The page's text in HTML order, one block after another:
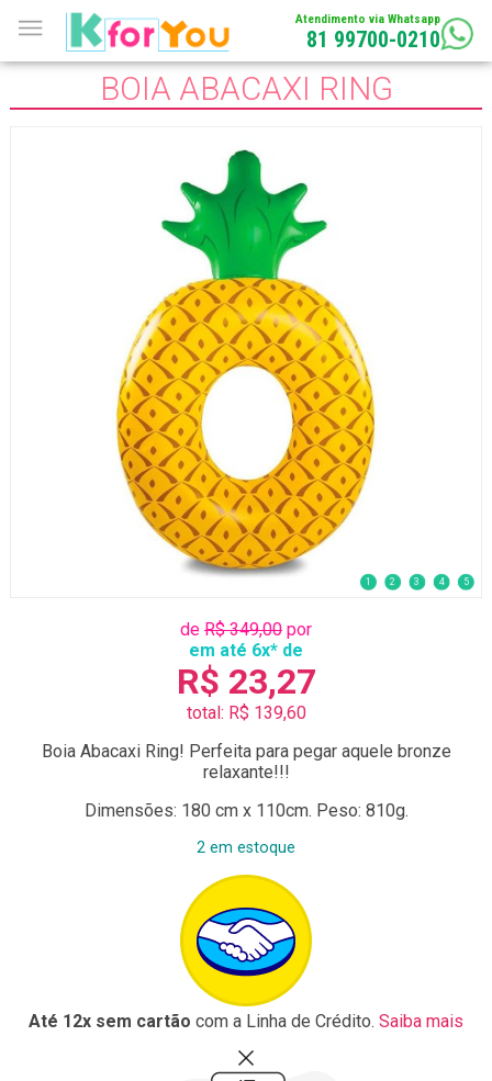
Atendimento via Whatsapp
81 99700-0210
BOIA ABACAXI RING
1 2 3 4 5
de R$ 349,00 por
em até 6x* de
R$ 23,27
total: R$ 139,60
Boia Abacaxi Ring! Perfeita para pegar aquele bronze
relaxante!!!
Dimensões: 180 cm x 110cm. Peso: 810g.
2 em estoque
Até 12x sem cartão com a Linha de Crédito. Saiba mais